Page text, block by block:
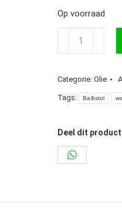
Op voorraad
Ballistol
Gunex
Wapenolie,
Flesje
ml.
aantal
Categorie: Olie
Tags: Ballistol
Deel dit
Share